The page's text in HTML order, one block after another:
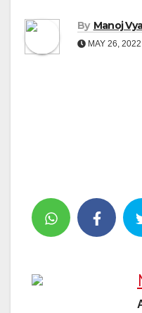
By Manoj
MAY 26, 2022